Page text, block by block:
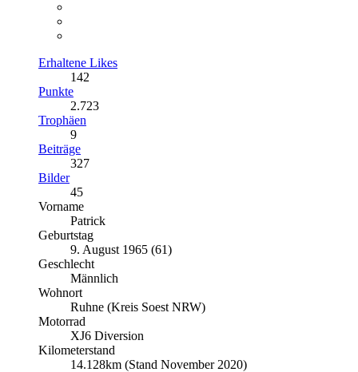
Erhaltene Likes
142
Punkte
2.723
Trophäen
9
Beiträge
327
Bilder
45
Vorname
Patrick
Geburtstag
9. August 1965 (61)
Geschlecht
Männlich
Wohnort
Ruhne (Kreis Soest NRW)
Motorrad
XJ6 Diversion
Kilometerstand
14.128km (Stand November 2020)